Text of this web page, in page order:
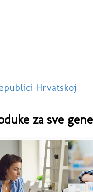
Hrvatskoj
za sve